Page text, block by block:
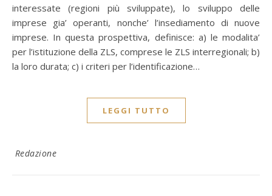
interessate (regioni più sviluppate), lo sviluppo delle
imprese gia’ operanti, nonche’ l’insediamento di nuove
imprese. In questa prospettiva, definisce: a) le modalita’
per l’istituzione della ZLS, comprese le ZLS interregionali; b)
la loro durata; c) i criteri per l’identificazione…
LEGGI TUTTO
Redazione